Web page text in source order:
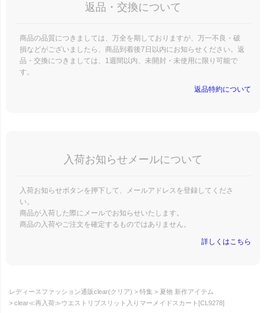
返品・交換について
商品の品質につきましては、万全を期しておりますが、万一不良・破
損などがございましたら、商品到着後7日以内にお知らせください。返
品・交換につきましては、1週間以内、未開封・未使用に限り可能で
す。
返品特約について
入荷お知らせメールについて
入荷お知らせボタンを押下して、メールアドレスを登録してくださ
い。
商品が入荷した際にメールでお知らせいたします。
商品の入荷やご注文を確定するものではありません。
詳しくはこちら
レディースファッション通販clear(クリア) 特集
夏物 新作アイテム
clear≪再入荷≫ウエストリブスリット入りマーメイドスカート[CL9278]